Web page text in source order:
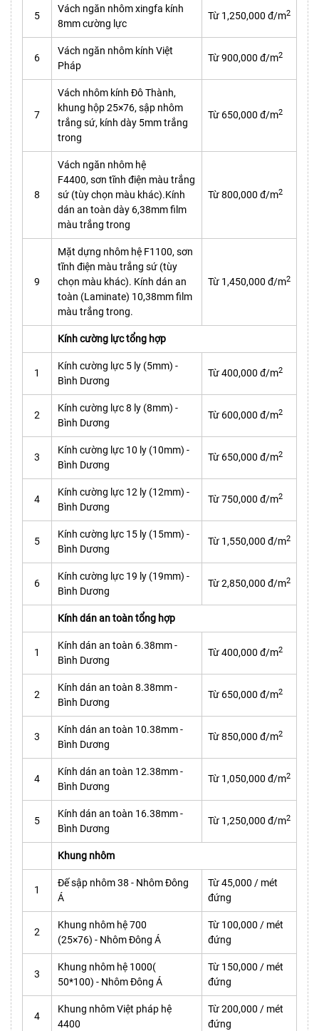
5
Vách ngăn nhôm xingfa kính
8mm cường lực
Từ 1,250,000 đ/m2
6
Vách ngăn nhôm kính Việt
Pháp
Từ 900,000 đ/m2
7
Vách nhôm kính Đô Thành,
khung hộp 25×76, sập nhôm
trắng sứ, kính dày 5mm trắng
trong
Từ 650,000 đ/m2
8
Vách ngăn nhôm hệ
F4400, sơn tĩnh điện màu trắng
sứ (tùy chọn màu khác).Kính
dán an toàn dày 6,38mm film
màu trắng trong
Từ 800,000 đ/m2
9
Mặt dựng nhôm hệ F1100, sơn
tĩnh điện màu trắng sứ (tùy
chọn màu khác). Kính dán an
toàn (Laminate) 10,38mm film
màu trắng trong.
Từ 1,450,000 đ/m2
Kính cường lực tổng hợp
1
Kính cường lực 5 ly (5mm) -
Bình Dương
Từ 400,000 đ/m2
2
Kính cường lực 8 ly (8mm) -
Bình Dương
Từ 600,000 đ/m2
3
Kính cường lực 10 ly (10mm) -
Bình Dương
Từ 650,000 đ/m2
4
Kính cường lực 12 ly (12mm) -
Bình Dương
Từ 750,000 đ/m2
5
Kính cường lực 15 ly (15mm) -
Bình Dương
Từ 1,550,000 đ/m2
6
Kính cường lực 19 ly (19mm) -
Bình Dương
Từ 2,850,000 đ/m2
Kính dán an toàn tổng hợp
1
Kính dán an toàn 6.38mm -
Bình Dương
Từ 400,000 đ/m2
2
Kính dán an toàn 8.38mm -
Bình Dương
Từ 650,000 đ/m2
3
Kính dán an toàn 10.38mm -
Bình Dương
Từ 850,000 đ/m2
4
Kính dán an toàn 12.38mm -
Bình Dương
Từ 1,050,000 đ/m2
5
Kính dán an toàn 16.38mm -
Bình Dương
Từ 1,250,000 đ/m2
Khung nhôm
1
Đế sập nhôm 38 - Nhôm Đông
Á
Từ 45,000 / mét
đứng
2
Khung nhôm hệ 700
(25×76) - Nhôm Đông Á
Từ 100,000 / mét
đứng
3
Khung nhôm hệ 1000(
50*100) - Nhôm Đông Á
Từ 150,000 / mét
đứng
4
Khung nhôm Việt pháp hệ
4400
Từ 200,000 / mét
đứng